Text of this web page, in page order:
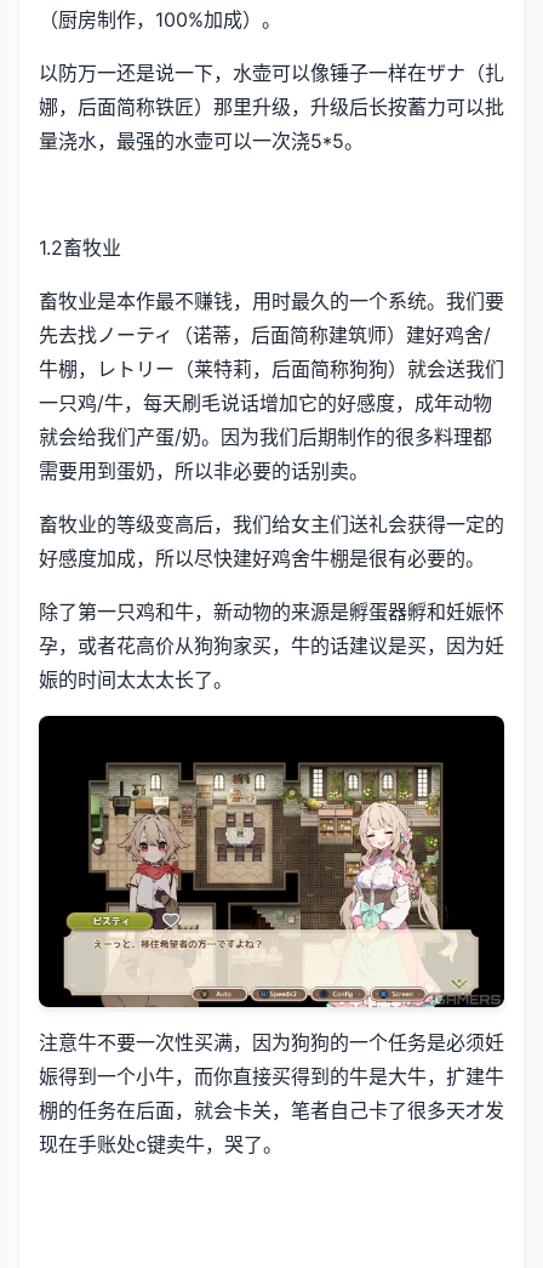
（厨房制作，100%加成）。
以防万一还是说一下，水壶可以像锤子一样在ザナ（扎
娜，后面简称铁匠）那里升级，升级后长按蓄力可以批
量浇水，最强的水壶可以一次浇5*5。
1.2畜牧业
畜牧业是本作最不赚钱，用时最久的一个系统。我们要
先去找ノーティ（诺蒂，后面简称建筑师）建好鸡舍/
牛棚，レトリー（莱特莉，后面简称狗狗）就会送我们
一只鸡/牛，每天刷毛说话增加它的好感度，成年动物
就会给我们产蛋/奶。因为我们后期制作的很多料理都
需要用到蛋奶，所以非必要的话别卖。
畜牧业的等级变高后，我们给女主们送礼会获得一定的
好感度加成，所以尽快建好鸡舍牛棚是很有必要的。
除了第一只鸡和牛，新动物的来源是孵蛋器孵和妊娠怀
孕，或者花高价从狗狗家买，牛的话建议是买，因为妊
娠的时间太太太长了。
注意牛不要一次性买满，因为狗狗的一个任务是必须妊
娠得到一个小牛，而你直接买得到的牛是大牛，扩建牛
棚的任务在后面，就会卡关，笔者自己卡了很多天才发
现在手账处c键卖牛，哭了。